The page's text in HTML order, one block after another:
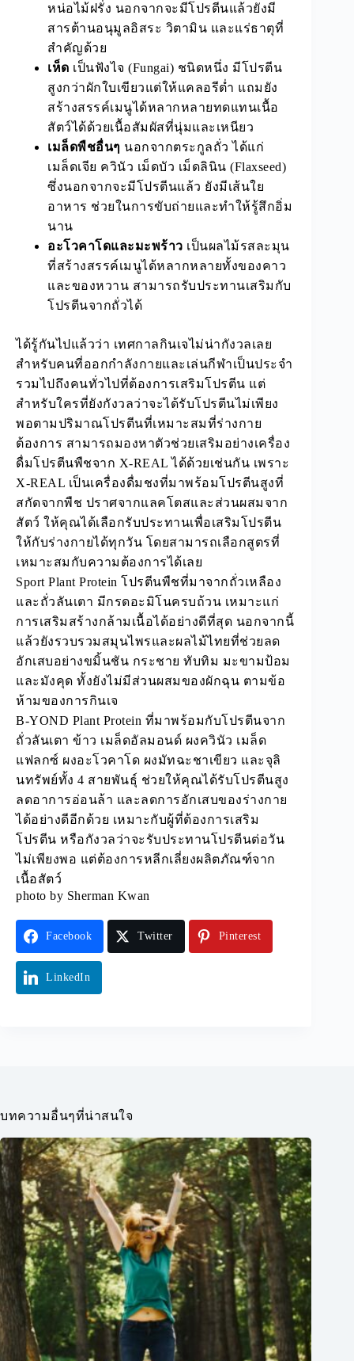
หน่อไม้ฝรั่ง นอกจากจะมีโปรตีนแล้วยังมี
สารต้านอนุมูลอิสระ วิตามิน และแร่ธาตุที่
สำคัญด้วย
เห็ด เป็นฟังไจ (Fungai) ชนิดหนึ่ง มีโปรตีน
สูงกว่าผักใบเขียวแต่ให้แคลอรีต่ำ แถมยัง
สร้างสรรค์เมนูได้หลากหลายทดแทนเนื้อ
สัตว์ได้ด้วยเนื้อสัมผัสที่นุ่มและเหนียว
เมล็ดพืชอื่นๆ นอกจากตระกูลถั่ว ได้แก่
เมล็ดเจีย ควินัว เม็ดบัว เม็ดลินิน (Flaxseed)
ซึ่งนอกจากจะมีโปรตีนแล้ว ยังมีเส้นใย
อาหาร ช่วยในการขับถ่ายและทำให้รู้สึกอิ่ม
นาน
อะโวคาโดและมะพร้าว เป็นผลไม้รสละมุน
ที่สร้างสรรค์เมนูได้หลากหลายทั้งของคาว
และของหวาน สามารถรับประทานเสริมกับ
โปรตีนจากถั่วได้
ได้รู้กันไปแล้วว่า เทศกาลกินเจไม่น่ากังวลเลย
สำหรับคนที่ออกกำลังกายและเล่นกีฬาเป็นประจำ
รวมไปถึงคนทั่วไปที่ต้องการเสริมโปรตีน แต่
สำหรับใครที่ยังกังวลว่าจะได้รับโปรตีนไม่เพียง
พอตามปริมาณโปรตีนที่เหมาะสมที่ร่างกาย
ต้องการ สามารถมองหาตัวช่วยเสริมอย่างเครื่อง
ดื่มโปรตีนพืชจาก X-REAL ได้ด้วยเช่นกัน เพราะ
X-REAL เป็นเครื่องดื่มชงที่มาพร้อมโปรตีนสูงที่
สกัดจากพืช ปราศจากแลคโตสและส่วนผสมจาก
สัตว์ ให้คุณได้เลือกรับประทานเพื่อเสริมโปรตีน
ให้กับร่างกายได้ทุกวัน โดยสามารถเลือกสูตรที่
เหมาะสมกับความต้องการได้เลย
Sport Plant Protein โปรตีนพืชที่มาจากถั่วเหลือง
และถั่วลันเตา มีกรดอะมิโนครบถ้วน เหมาะแก่
การเสริมสร้างกล้ามเนื้อได้อย่างดีที่สุด นอกจากนี้
แล้วยังรวบรวมสมุนไพรและผลไม้ไทยที่ช่วยลด
อักเสบอย่างขมิ้นชัน กระชาย ทับทิม มะขามป้อม
และมังคุด ทั้งยังไม่มีส่วนผสมของผักฉุน ตามข้อ
ห้ามของการกินเจ
B-YOND Plant Protein ที่มาพร้อมกับโปรตีนจาก
ถั่วลันเตา ข้าว เมล็ดอัลมอนด์ ผงควินัว เมล็ด
แฟลกซ์ ผงอะโวคาโด ผงมัทฉะชาเขียว และจุลิ
นทรัพย์ทั้ง 4 สายพันธุ์ ช่วยให้คุณได้รับโปรตีนสูง
ลดอาการอ่อนล้า และลดการอักเสบของร่างกาย
ได้อย่างดีอีกด้วย เหมาะกับผู้ที่ต้องการเสริม
โปรตีน หรือกังวลว่าจะรับประทานโปรตีนต่อวัน
ไม่เพียงพอ แต่ต้องการหลีกเลี่ยงผลิตภัณฑ์จาก
เนื้อสัตว์
photo by Sherman Kwan
Facebook Twitter Pinterest
LinkedIn
บทความอื่นๆที่น่าสนใจ